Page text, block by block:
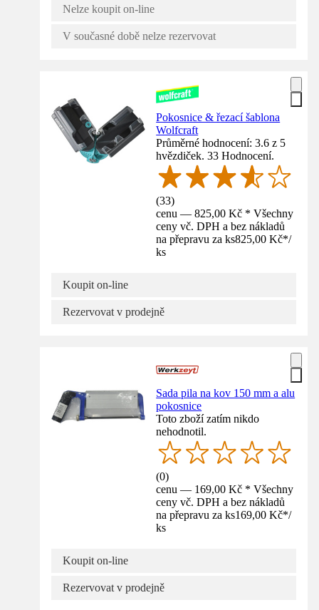
Nelze koupit on-line
V současné době nelze rezervovat
Pokosnice & řezací šablona
Wolfcraft
Průměrné hodnocení: 3.6 z 5
hvězdiček. 33 Hodnocení.
(33)
cenu — 825,00 Kč * Všechny
ceny vč. DPH a bez nákladů
na přepravu za ks825,00 Kč*/
ks
Koupit on-line
Rezervovat v prodejně
Sada pila na kov 150 mm a alu
pokosnice
Toto zboží zatím nikdo
nehodnotil.
(0)
cenu — 169,00 Kč * Všechny
ceny vč. DPH a bez nákladů
na přepravu za ks169,00 Kč*/
ks
Koupit on-line
Rezervovat v prodejně